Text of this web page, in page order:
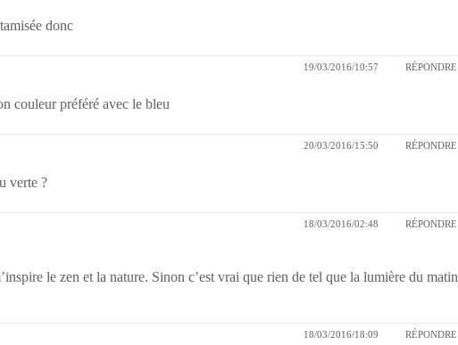
donc
19/03/2016/10:57 RÉPONDRE
couleur préféré avec le bleu
20/03/2016/15:50 RÉPONDRE
verte ?
18/03/2016/02:48 RÉPONDRE
le zen et la nature. Sinon c’est vrai que rien de tel que la lumière du matin
18/03/2016/18:09 RÉPONDRE